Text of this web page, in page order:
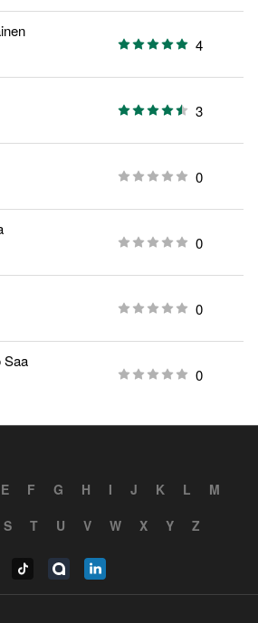
4
3
0
0
0
Saa
0
E F G H I J K L
M
S T U V W X Y Z